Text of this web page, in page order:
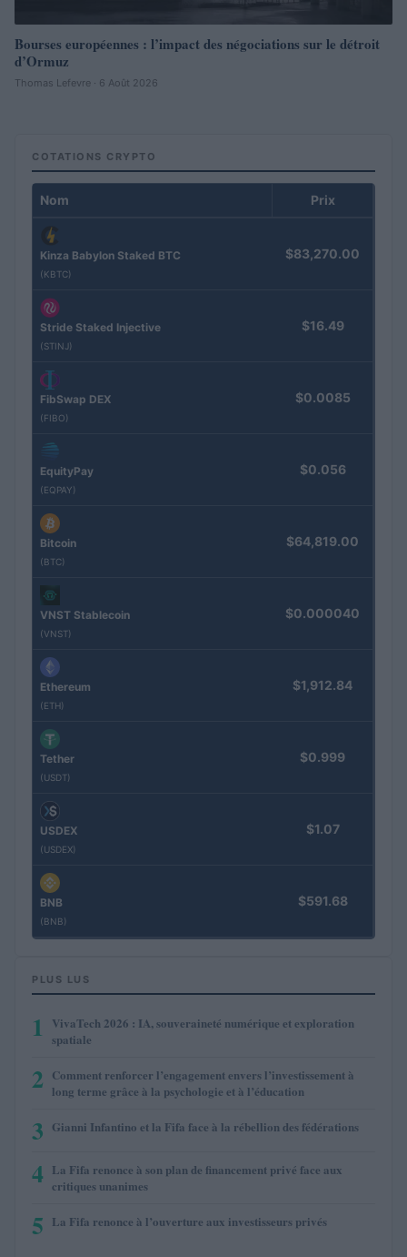
Bourses européennes : l’impact des négociations sur le détroit
d’Ormuz
Thomas Lefevre · 6 Août 2026
COTATIONS CRYPTO
Nom Prix
Kinza Babylon Staked BTC
(KBTC)
$83,270.00
Stride Staked Injective
(STINJ)
$16.49
FibSwap DEX
(FIBO)
$0.0085
EquityPay
(EQPAY)
$0.056
Bitcoin
(BTC)
$64,819.00
VNST Stablecoin
(VNST)
$0.000040
Ethereum
(ETH)
$1,912.84
Tether
(USDT)
$0.999
USDEX
(USDEX)
$1.07
BNB
(BNB)
$591.68
PLUS LUS
1
VivaTech 2026 : IA, souveraineté numérique et exploration
spatiale
2 Comment renforcer l’engagement envers l’investissement à
long terme grâce à la psychologie et à l’éducation
3 Gianni Infantino et la Fifa face à la rébellion des fédérations
4 La Fifa renonce à son plan de financement privé face aux
critiques unanimes
5 La Fifa renonce à l’ouverture aux investisseurs privés